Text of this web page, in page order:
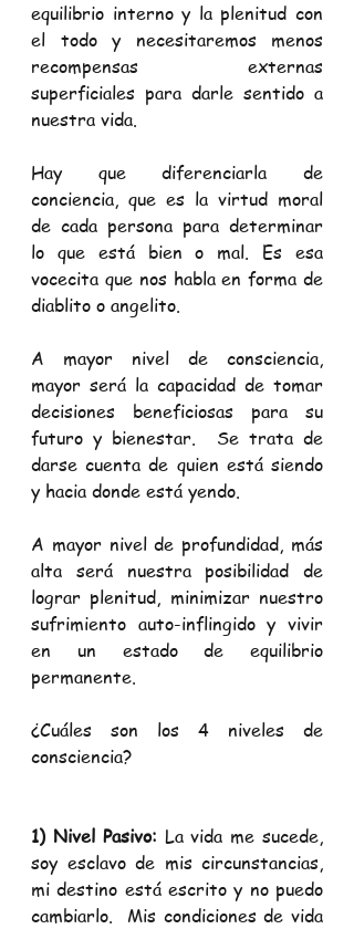
equilibrio interno y la plenitud con
el todo y necesitaremos menos
recompensas externas
superficiales para darle sentido a
nuestra vida.
Hay que diferenciarla de
conciencia, que es la virtud moral
de cada persona para determinar
lo que está bien o mal. Es esa
vocecita que nos habla en forma de
diablito o angelito.
A mayor nivel de consciencia,
mayor será la capacidad de tomar
decisiones beneficiosas para su
futuro y bienestar.  Se trata de
darse cuenta de quien está siendo
y hacia donde está yendo.
A mayor nivel de profundidad, más
alta será nuestra posibilidad de
lograr plenitud, minimizar nuestro
sufrimiento auto-inflingido y vivir
en un estado de equilibrio
permanente.
¿Cuáles son los 4 niveles de
consciencia?
1) Nivel Pasivo: La vida me sucede,
soy esclavo de mis circunstancias,
mi destino está escrito y no puedo
cambiarlo.  Mis condiciones de vida